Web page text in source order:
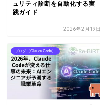
ュリティ診断を自動化する実
践ガイド
2026年2月19日
ブログ（Claude Code）